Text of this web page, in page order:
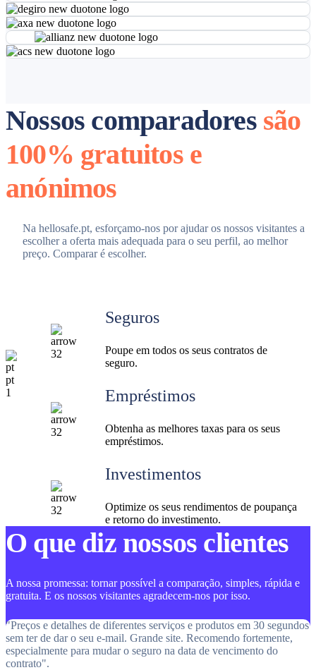
Nossos comparadores são
100% gratuitos e
anónimos
Na hellosafe.pt, esforçamo-nos por ajudar os nossos visitantes a
escolher a oferta mais adequada para o seu perfil, ao melhor
preço. Comparar é escolher.
Seguros
Poupe em todos os seus contratos de
seguro.
Empréstimos
Obtenha as melhores taxas para os seus
empréstimos.
Investimentos
Optimize os seus rendimentos de poupança
e retorno do investimento.
O que diz nossos clientes
A nossa promessa: tornar possível a comparação, simples, rápida e
gratuita. E os nossos visitantes agradecem-nos por isso.
"Preços e detalhes de diferentes serviços e produtos em 30 segundos
sem ter de dar o seu e-mail. Grande site. Recomendo fortemente,
especialmente para mudar o seguro na data de vencimento do
contrato".